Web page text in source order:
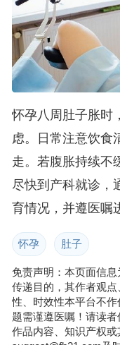
怀孕八周肚子胀时
虑。日常注意饮食
走。若腹胀持续不
尽快到产科就诊，
育情况，并遵医嘱
怀孕 肚子
免责声明：本页面信
传递目的，其作者观
性、时效性本平台不
题需谨遵医嘱！请读
作品内容、知识产权